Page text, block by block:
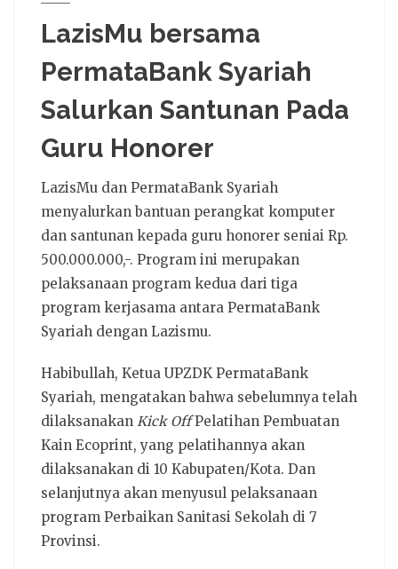
LazisMu bersama
PermataBank Syariah
Salurkan Santunan Pada
Guru Honorer
LazisMu dan PermataBank Syariah
menyalurkan bantuan perangkat komputer
dan santunan kepada guru honorer seniai Rp.
500.000.000,-. Program ini merupakan
pelaksanaan program kedua dari tiga
program kerjasama antara PermataBank
Syariah dengan Lazismu.
Habibullah, Ketua UPZDK PermataBank
Syariah, mengatakan bahwa sebelumnya telah
dilaksanakan Kick OffPelatihan Pembuatan
Kain Ecoprint, yang pelatihannya akan
dilaksanakan di 10 Kabupaten/Kota. Dan
selanjutnya akan menyusul pelaksanaan
program Perbaikan Sanitasi Sekolah di 7
Provinsi.